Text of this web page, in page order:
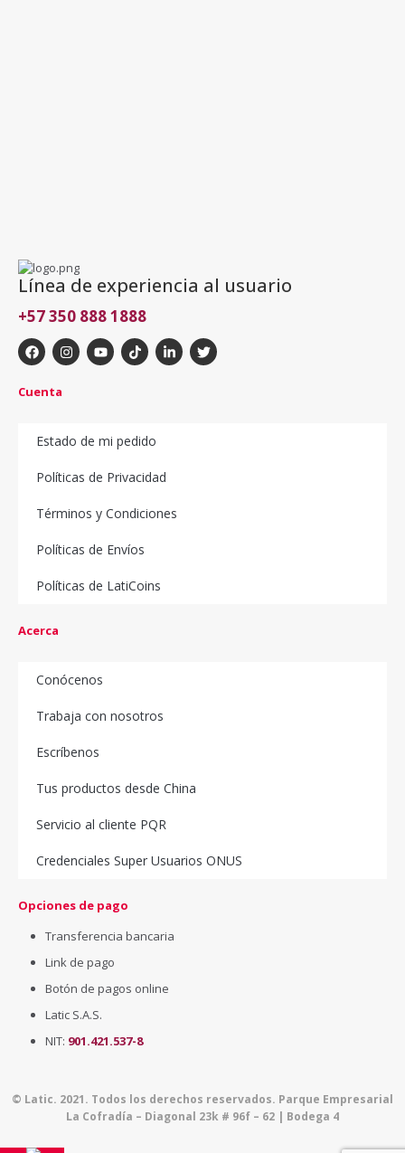
Línea de experiencia al usuario
+57 350 888 1888
Cuenta
Estado de mi pedido
Políticas de Privacidad
Términos y Condiciones
Políticas de Envíos
Políticas de LatiCoins
Acerca
Conócenos
Trabaja con nosotros
Escríbenos
Tus productos desde China
Servicio al cliente PQR
Credenciales Super Usuarios ONUS
Opciones de pago
Transferencia bancaria
Link de pago
Botón de pagos online
Latic S.A.S.
NIT: 901.421.537-8
© Latic. 2021. Todos los derechos reservados. Parque Empresarial
La Cofradía – Diagonal 23k # 96f – 62 | Bodega 4